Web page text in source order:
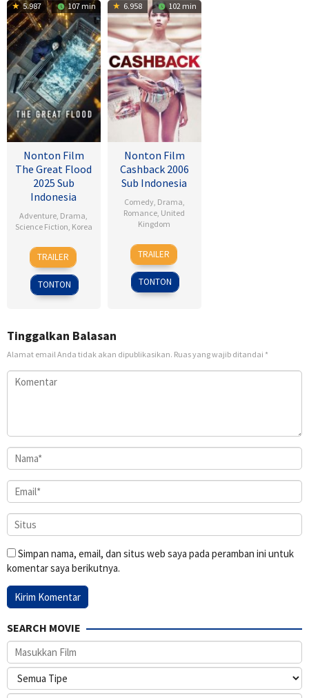
5.987 107 min
Nonton Film
The Great Flood
2025 Sub
Indonesia
Adventure, Drama,
Science Fiction, Korea
18
Sep
2025
Kim
Byung-
woo
TRAILER
TONTON
6.958 102 min
Nonton Film
Cashback 2006
Sub Indonesia
Comedy, Drama,
Romance, United
Kingdom
17
Jan
2007
Sean
Ellis
TRAILER
TONTON
Tinggalkan Balasan
Alamat email Anda tidak akan dipublikasikan. Ruas yang wajib ditandai *
Simpan nama, email, dan situs web saya pada peramban ini untuk
komentar saya berikutnya.
SEARCH MOVIE